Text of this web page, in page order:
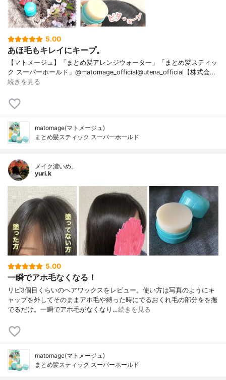
5.00
あほ毛もキレイにキープ。
【マトメージュ】「まとめ髪アレンジウォーター」「まとめ髪スティッ
ク スーパーホールド」@matomage_official@utena_official【株式会…
続きを見る
matomage(マトメージュ)
まとめ髪スティック スーパーホールド
メイク濃いめ。
yuri.k
5.00
一瞬でアホ毛なくなる！
リピ3個目くらいのヘアワックスをレビュー。使い方は写真のようにキ
ャップを外してそのままアホ毛や縛った時にでるおくれ毛の部分をを撫
でるだけ。一瞬でアホ毛がなくなり…続きを見る
matomage(マトメージュ)
まとめ髪スティック スーパーホールド